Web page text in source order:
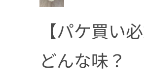
【パケ買い
どんな味？